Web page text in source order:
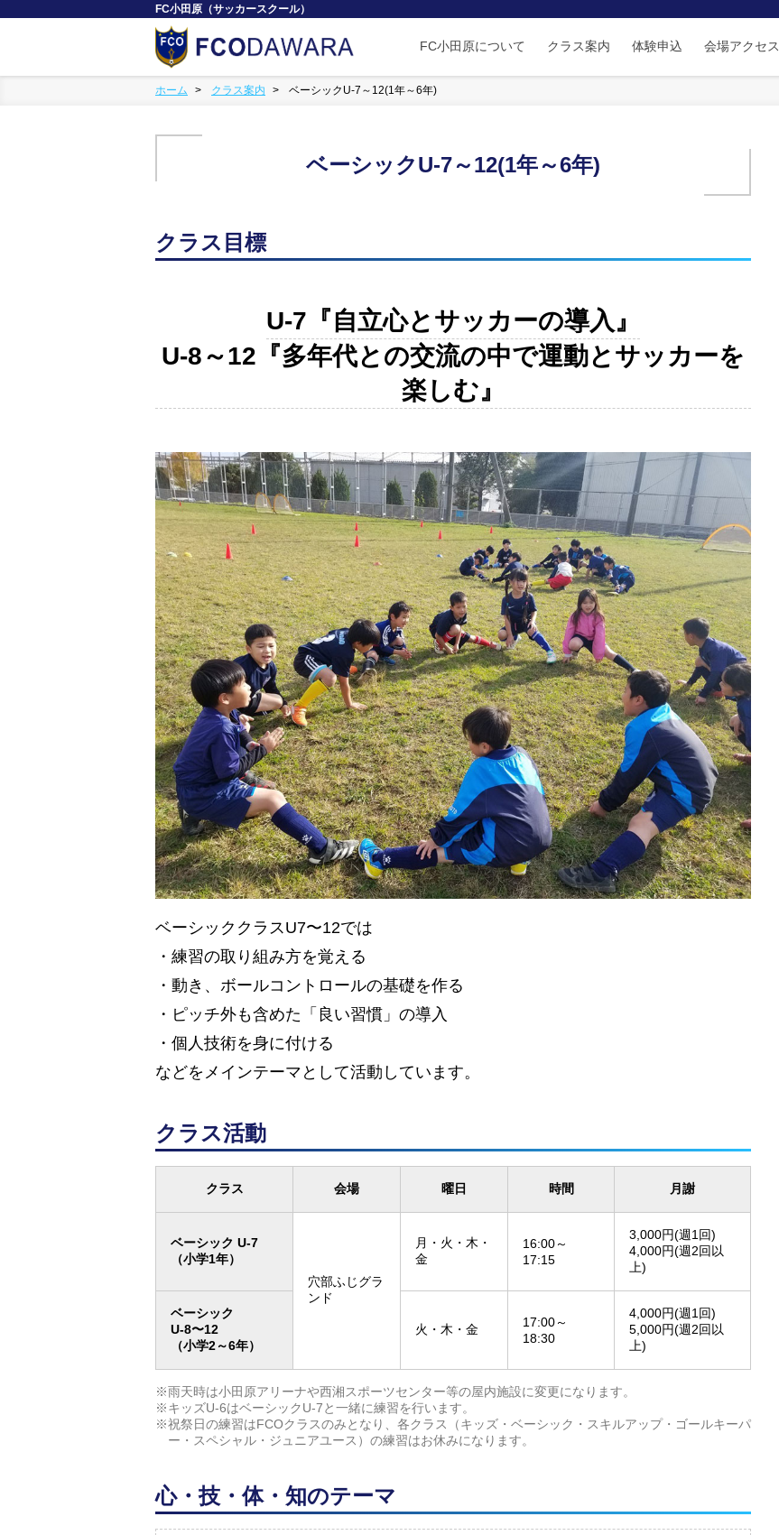
FC小田原（サッカースクール）
FC小田原について クラス案内 体験申込 会場アクセス
ホーム クラス案内 ベーシックU-7～12(1年～6年)
ベーシックU-7～12(1年～6年)
クラス目標
U-7『自立心とサッカーの導入』
U-8～12『多年代との交流の中で運動とサッカーを
楽しむ』
ベーシッククラスU7〜12では
・練習の取り組み方を覚える
・動き、ボールコントロールの基礎を作る
・ピッチ外も含めた「良い習慣」の導入
・個人技術を身に付ける
などをメインテーマとして活動しています。
クラス活動
クラス 会場 曜日 時間 月謝
ベーシック U-7
（小学1年）
穴部ふじグラ
ンド
月・火・木・
金
16:00～
17:15
3,000円(週1回)
4,000円(週2回以
上)
ベーシック
U-8〜12
（小学2～6年）
火・木・金
17:00～
18:30
4,000円(週1回)
5,000円(週2回以
上)
※雨天時は小田原アリーナや西湘スポーツセンター等の屋内施設に変更になります。
※キッズU-6はベーシックU-7と一緒に練習を行います。
※祝祭日の練習はFCOクラスのみとなり、各クラス（キッズ・ベーシック・スキルアップ・ゴールキーパ
ー・スペシャル・ジュニアユース）の練習はお休みになります。
心・技・体・知のテーマ